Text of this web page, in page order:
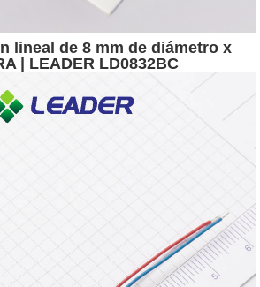
lineal de 8 mm de diámetro x
| LEADER LD0832BC